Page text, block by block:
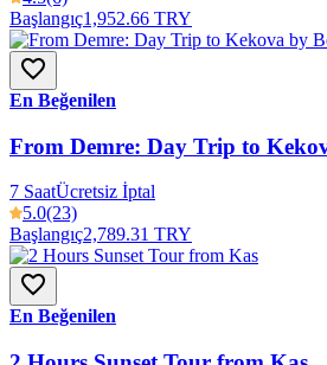
Başlangıç1,952.66 TRY
En Beğenilen
From Demre: Day Trip to
7 SaatÜcretsiz İptal
5.0(23)
Başlangıç2,789.31 TRY
En Beğenilen